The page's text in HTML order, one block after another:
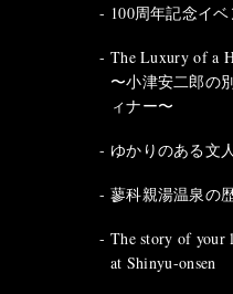
100周年記念イベ
The Luxury of a
〜小津安二郎の
ィナー〜
ゆかりのある文
蓼科親湯温泉の
The story of your
at Shinyu-onsen